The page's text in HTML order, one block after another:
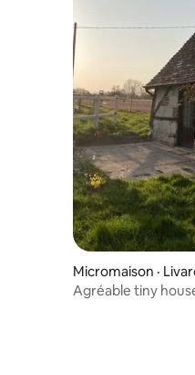
Micromaison ·
d'Auge
Agréable tiny